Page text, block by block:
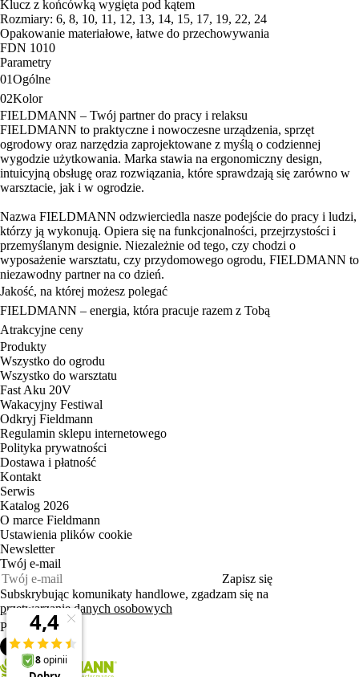
Klucz z końcówką wygięta pod kątem
Rozmiary: 6, 8, 10, 11, 12, 13, 14, 15, 17, 19, 22, 24
Opakowanie materiałowe, łatwe do przechowywania
FDN 1010
Parametry
01Ogólne
02Kolor
FIELDMANN – Twój partner do pracy i relaksu
FIELDMANN to praktyczne i nowoczesne urządzenia, sprzęt
ogrodowy oraz narzędzia zaprojektowane z myślą o codziennej
wygodzie użytkowania. Marka stawia na ergonomiczny design,
intuicyjną obsługę oraz rozwiązania, które sprawdzają się zarówno w
warsztacie, jak i w ogrodzie.
Nazwa FIELDMANN odzwierciedla nasze podejście do pracy i ludzi,
którzy ją wykonują. Opiera się na funkcjonalności, przejrzystości i
przemyślanym designie. Niezależnie od tego, czy chodzi o
wyposażenie warsztatu, czy przydomowego ogrodu, FIELDMANN to
niezawodny partner na co dzień.
Jakość, na której możesz polegać
FIELDMANN – energia, która pracuje razem z Tobą
Atrakcyjne ceny
Produkty
Wszystko do ogrodu
Wszystko do warsztatu
Fast Aku 20V
Wakacyjny Festiwal
Odkryj Fieldmann
Regulamin sklepu internetowego
Polityka prywatności
Dostawa i płatność
Kontakt
Serwis
Katalog 2026
O marce Fieldmann
Ustawienia plików cookie
Newsletter
Twój e‑mail
Zapisz się
Subskrybując komunikaty handlowe, zgadzam się na
przetwarzanie danych osobowych
PL